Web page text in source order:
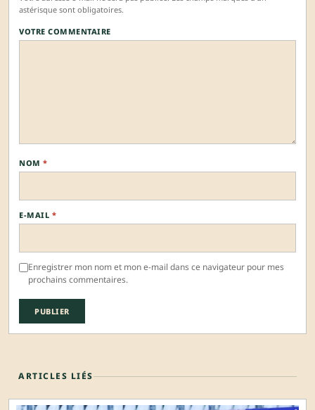
astérisque sont obligatoires.
VOTRE COMMENTAIRE
NOM *
E-MAIL *
Enregistrer mon nom et mon e-mail dans ce navigateur pour mes
prochains commentaires.
ARTICLES LIÉS